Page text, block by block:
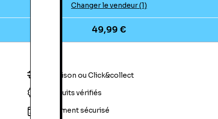
Changer le vendeur (1)
49,99 €
Livraison ou Click&collect
Produits vérifiés
Paiement sécurisé